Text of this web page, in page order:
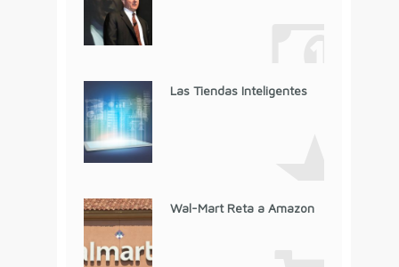
Las Tiendas Inteligentes
Wal-Mart Reta a Amazon